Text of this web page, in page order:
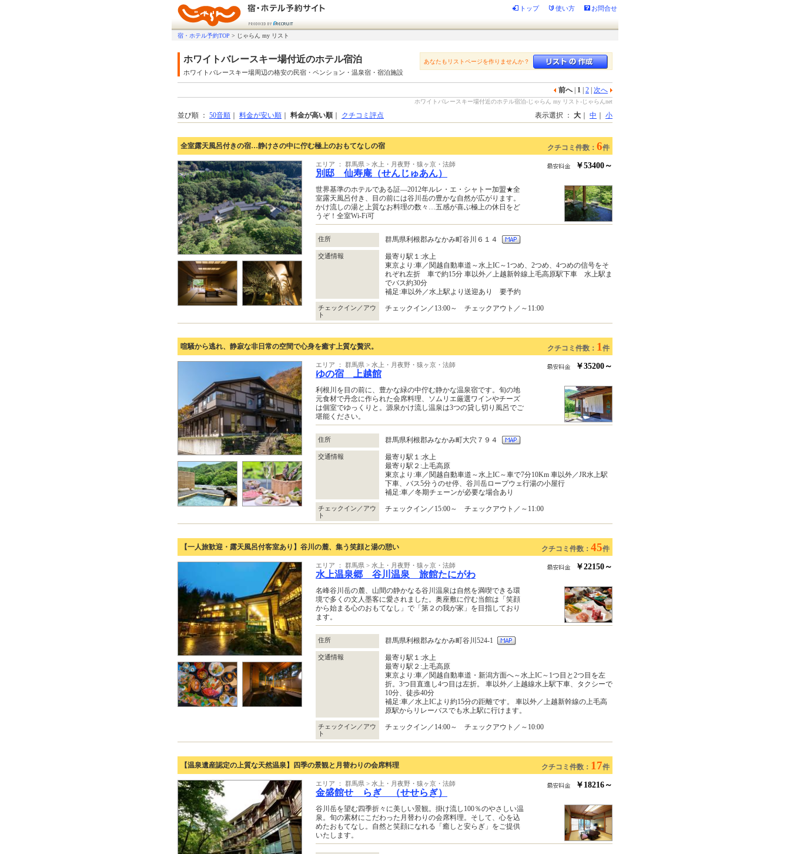
トップ 使い方 お問合せ
宿・ホテル予約TOP > じゃらん my リスト
ホワイトバレースキー場付近のホテル宿泊
ホワイトバレースキー場周辺の格安の民宿・ペンション・温泉宿・宿泊施設
あなたもリストページを作りませんか？
前へ| 1 2 次へ
ホワイトバレースキー場付近のホテル宿泊-じゃらん my リスト-じゃらんnet
並び順 ： 50音順 料金が安い順 料金が高い順 クチコミ評点 表示選択 ： 大 中 小
全室露天風呂付きの宿…静けさの中に佇む極上のおもてなしの宿 クチコミ件数： 6件
エリア ： 群馬県 > 水上・月夜野・猿ヶ京・法師
別邸 仙寿庵（せんじゅあん）
￥53400～
世界基準のホテルである証―2012年ルレ・エ・シャトー加盟★全
室露天風呂付き、目の前には谷川岳の豊かな自然が広がります。
かけ流しの湯と上質なお料理の数々…五感が喜ぶ極上の休日をど
うぞ！全室Wi-Fi可
住所 群馬県利根郡みなかみ町谷川６１４
交通情報
最寄り駅１:水上
東京より:車／関越自動車道～水上IC～1つめ、2つめ、4つめの信号をそ
れぞれ左折 車で約15分 車以外／上越新幹線上毛高原駅下車 水上駅ま
でバス約30分
補足:車以外／水上駅より送迎あり 要予約
チェックイン／アウ
ト
チェックイン／13:00～ チェックアウト／～11:00
喧騒から逃れ、静寂な非日常の空間で心身を癒す上質な贅沢。 クチコミ件数： 1 件
エリア ： 群馬県 > 水上・月夜野・猿ヶ京・法師
ゆの宿 上越館
￥35200～
利根川を目の前に、豊かな緑の中佇む静かな温泉宿です。旬の地
元食材で丹念に作られた会席料理、ソムリエ厳選ワインやチーズ
は個室でゆっくりと。源泉かけ流し温泉は3つの貸し切り風呂でご
堪能ください。
住所 群馬県利根郡みなかみ町大穴７９４
交通情報
最寄り駅１:水上
最寄り駅２:上毛高原
東京より:車／関越自動車道～水上IC～車で7分10Km 車以外／JR水上駅
下車、バス5分うのせ停、谷川岳ロープウェ行湯の小屋行
補足:車／冬期チェーンが必要な場合あり
チェックイン／アウ
ト
チェックイン／15:00～ チェックアウト／～11:00
【一人旅歓迎・露天風呂付客室あり】谷川の麓、集う笑顔と湯の憩い クチコミ件数： 45件
エリア ： 群馬県 > 水上・月夜野・猿ヶ京・法師
水上温泉郷 谷川温泉 旅館たにがわ
￥22150～
名峰谷川岳の麓、山間の静かなる谷川温泉は自然を満喫できる環
境で多くの文人墨客に愛されました。奥座敷に佇む当館は「笑顔
から始まる心のおもてなし」で「第２の我が家」を目指しており
ます。
住所 群馬県利根郡みなかみ町谷川524-1
交通情報
最寄り駅１:水上
最寄り駅２:上毛高原
東京より:車／関越自動車道・新潟方面へ～水上IC～1つ目と2つ目を左
折。3つ目直進し4つ目は左折。 車以外／上越線水上駅下車、タクシーで
10分、徒歩40分
補足:車／水上ICより約15分の距離です。 車以外／上越新幹線の上毛高
原駅からリレーバスでも水上駅に行けます。
チェックイン／アウ
ト
チェックイン／14:00～ チェックアウト／～10:00
【温泉遺産認定の上質な天然温泉】四季の景観と月替わりの会席料理 クチコミ件数： 17件
エリア ： 群馬県 > 水上・月夜野・猿ヶ京・法師
金盛館せゝらぎ （せせらぎ）
￥18216～
谷川岳を望む四季折々に美しい景観。掛け流し100％のやさしい温
泉。旬の素材にこだわった月替わりの会席料理。そして、心を込
めたおもてなし。自然と笑顔になれる「癒しと安らぎ」をご提供
いたします。